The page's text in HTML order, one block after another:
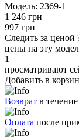
Модель: 2369-1
1 246 грн
997 грн
Следить за ценой
цены на эту
1
просматривают
Добавить в
Возврат в
Оплата после